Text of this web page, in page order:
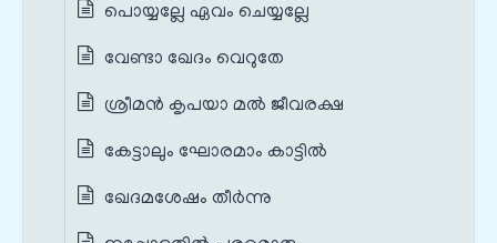
പൊയ്യല്ലേ ഏവം ചെയ്യല്ലേ
വേണ്ടാ ഖേദം വെറുതേ
ശ്രീമൻ കൃപയാ മൽ ജീവരക്ഷ
കേട്ടാലും ഘോരമാം കാട്ടിൽ
ഖേദമശേഷം തീർന്നു